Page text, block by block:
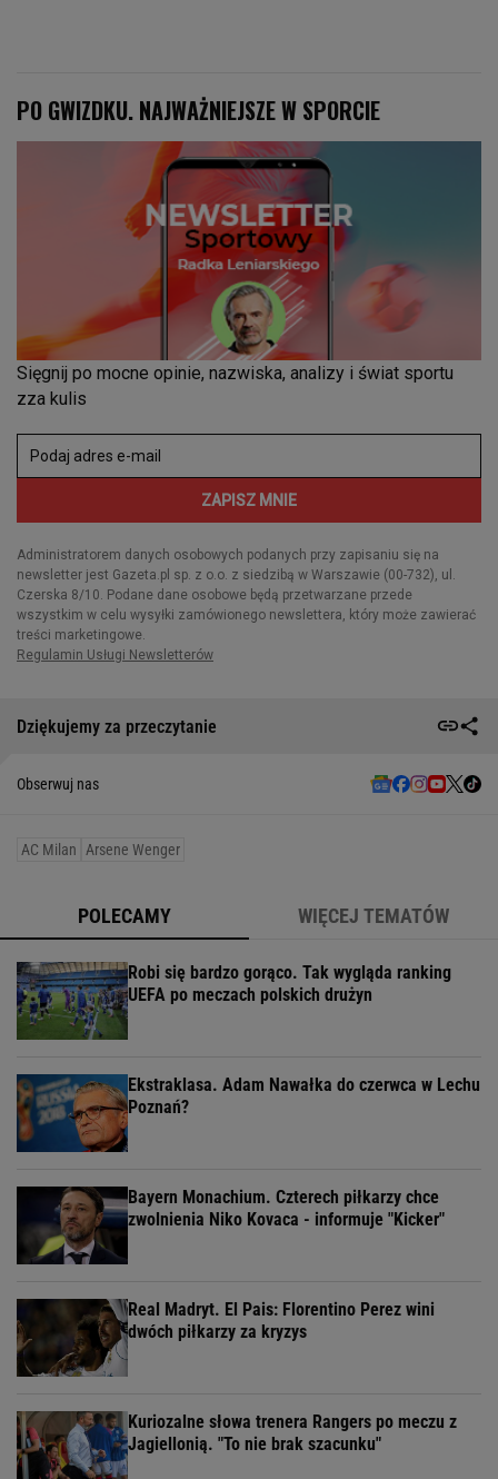
Dziękujemy za przeczytanie
Obserwuj nas
AC Milan Arsene Wenger
POLECAMY WIĘCEJ TEMATÓW
Robi się bardzo gorąco. Tak wygląda ranking
UEFA po meczach polskich drużyn
Ekstraklasa. Adam Nawałka do czerwca w Lechu
Poznań?
Bayern Monachium. Czterech piłkarzy chce
zwolnienia Niko Kovaca - informuje "Kicker"
Real Madryt. El Pais: Florentino Perez wini
dwóch piłkarzy za kryzys
Kuriozalne słowa trenera Rangers po meczu z
Jagiellonią. "To nie brak szacunku"